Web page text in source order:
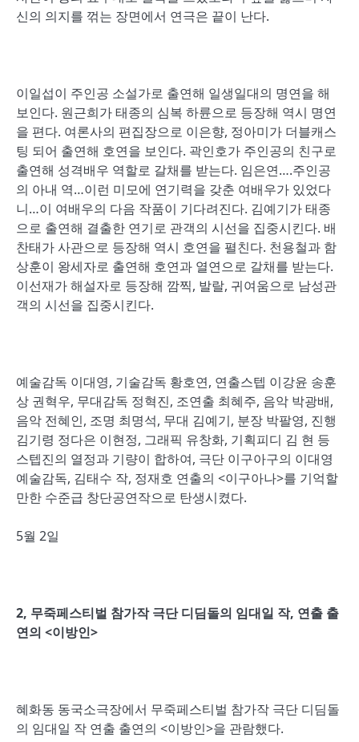
신의 의지를 꺾는 장면에서 연극은 끝이 난다.
이일섭이 주인공 소설가로 출연해 일생일대의 명연을 해
보인다. 원근희가 태종의 심복 하륜으로 등장해 역시 명연
을 편다. 여론사의 편집장으로 이은향, 정아미가 더블캐스
팅 되어 출연해 호연을 보인다. 곽인호가 주인공의 친구로
출연해 성격배우 역할로 갈채를 받는다. 임은연….주인공
의 아내 역…이런 미모에 연기력을 갖춘 여배우가 있었다
니…이 여배우의 다음 작품이 기다려진다. 김예기가 태종
으로 출연해 결출한 연기로 관객의 시선을 집중시킨다. 배
찬태가 사관으로 등장해 역시 호연을 펼친다. 천용철과 함
상훈이 왕세자로 출연해 호연과 열연으로 갈채를 받는다.
이선재가 해설자로 등장해 깜찍, 발랄, 귀여움으로 남성관
객의 시선을 집중시킨다.
예술감독 이대영, 기술감독 황호연, 연출스텝 이강윤 송훈
상 권혁우, 무대감독 정혁진, 조연출 최혜주, 음악 박광배,
음악 전혜인, 조명 최명석, 무대 김예기, 분장 박팔영, 진행
김기령 정다은 이현정, 그래픽 유창화, 기획피디 김 현 등
스텝진의 열정과 기량이 합하여, 극단 이구아구의 이대영
예술감독, 김태수 작, 정재호 연출의 <이구아나>를 기억할
만한 수준급 창단공연작으로 탄생시켰다.
5월 2일
2, 무죽페스티벌 참가작 극단 디딤돌의 임대일 작, 연출 출
연의 <이방인>
혜화동 동국소극장에서 무죽페스티벌 참가작 극단 디딤돌
의 임대일 작 연출 출연의 <이방인>을 관람했다.